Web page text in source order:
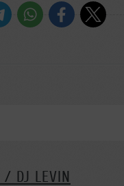
/ DJ LEVIN